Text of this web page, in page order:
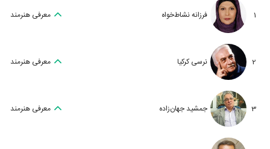
1 فرزانه نشاط‌خواه معرفی هنرمند
2 نرسی کرکیا معرفی هنرمند
3 جمشید جهان‌زاده معرفی هنرمند